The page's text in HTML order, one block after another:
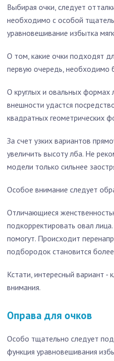
Выбирая очки, следует
необходимо с особой
уравновешивание избытка
О том, какие очки подходят
первую очередь, необходимо
О круглых и овальных формах
внешности удастся
квадратных геометрических
За счет узких вариантов
увеличить высоту лба. Не
модели только сильнее
Особое внимание следует
Отличающиеся
подкорректировать овал
помогут. Происходит
подбородок становится
Кстати, интересный вариант -
внимания.
Оправа для очков
Особо тщательно следует
функция уравновешивания